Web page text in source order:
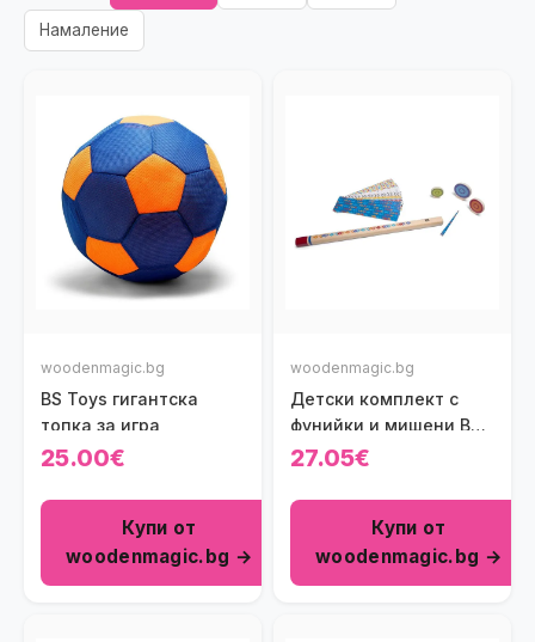
Намаление
woodenmagic.bg
BS Toys гигантска
топка за игра
25.00€
Купи от
woodenmagic.bg →
woodenmagic.bg
Детски комплект с
фунийки и мишени BS
Toys
27.05€
Купи от
woodenmagic.bg →